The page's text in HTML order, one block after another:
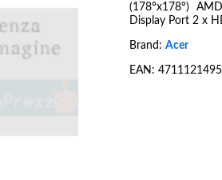
(178°x178°)
Display Port 2 x
Brand: Acer
EAN: